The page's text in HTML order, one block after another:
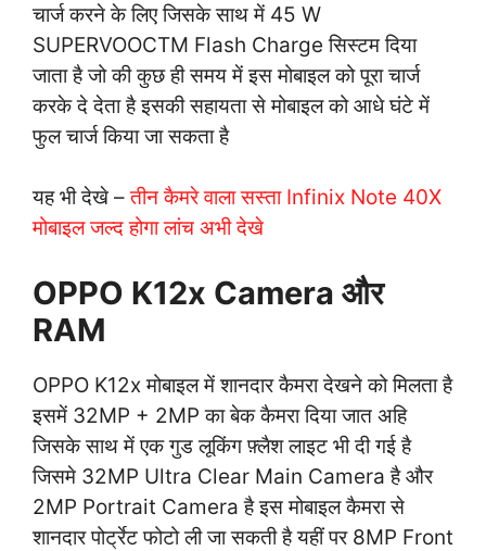
चार्ज करने के लिए जिसके साथ में 45 W
SUPERVOOCTM Flash Charge सिस्टम दिया
जाता है जो की कुछ ही समय में इस मोबाइल को पूरा चार्ज
करके दे देता है इसकी सहायता से मोबाइल को आधे घंटे में
फुल चार्ज किया जा सकता है
यह भी देखे –तीन कैमरे वाला सस्ता Infinix Note 40X
मोबाइल जल्द होगा लांच अभी देखे
OPPO K12x Camera और
RAM
OPPO K12x मोबाइल में शानदार कैमरा देखने को मिलता है
इसमें 32MP + 2MP का बेक कैमरा दिया जात अहि
जिसके साथ में एक गुड लूकिंग फ़्लैश लाइट भी दी गई है
जिसमे 32MP Ultra Clear Main Camera है और
2MP Portrait Camera है इस मोबाइल कैमरा से
शानदार पोर्ट्रेट फोटो ली जा सकती है यहीं पर 8MP Front